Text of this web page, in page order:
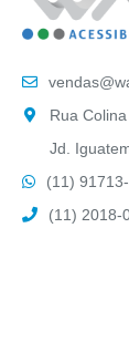
Rua
Jd.
(11)
(11) 2018-